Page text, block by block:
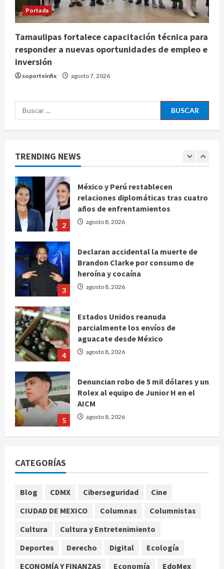
Portada
Tamaulipas fortalece capacitación técnica para
responder a nuevas oportunidades de empleo e
inversión
soporteinfix agosto 7, 2026
Buscar:
TRENDING NEWS
agosto 8, 2026
5
Denuncian robo de 5 mil dólares y un
Rolex al equipo de Junior H en el
agosto 8, 2026
EE. UU. reconoce apoyo de
Sheinbaum contra el narco pero
2
México y Perú restablecen
años de enfrentamientos
agosto 8, 2026
3
heroína y cocaína
agosto 8, 2026
4
aguacate desde México
agosto 8, 2026
5
AICM
agosto 8, 2026
1
Sheinbaum contra el narco pero
2
México y Perú restablecen
años de enfrentamientos
agosto 8, 2026
CATEGORÍAS
Blog CDMX Ciberseguridad
Cine
CIUDAD DE MEXICO
Columnas
Columnistas
Cultura
Cultura y Entretenimiento
Deportes
Derecho Digital
Ecología
ECONOMÍA Y FINANZAS
Economía EdoMex